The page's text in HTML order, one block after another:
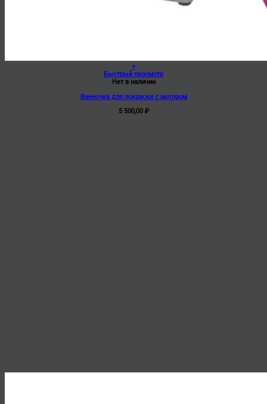
+
Быстрый просмотр
Нет в наличии
Ванночка для покраски с мотором
5 500,00 ₽